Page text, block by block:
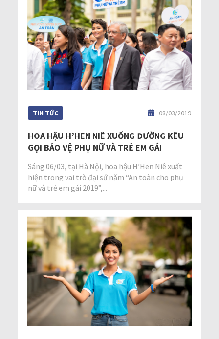
TIN TỨC 08/03/2019
HOA HẬU H’HEN NIÊ XUỐNG ĐƯỜNG KÊU
GỌI BẢO VỆ PHỤ NỮ VÀ TRẺ EM GÁI
Sáng 06/03, tại Hà Nội, hoa hậu H’Hen Niê xuất
hiện trong vai trò đại sứ năm “An toàn cho phụ
nữ và trẻ em gái 2019”,...